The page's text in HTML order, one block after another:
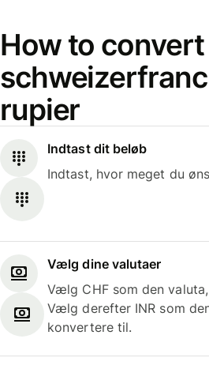
How to convert
rupier
Indtast dit beløb
Indtast, hvor meget du
Vælg dine valutaer
Vælg CHF som den
Vælg derefter INR som
konvertere til.